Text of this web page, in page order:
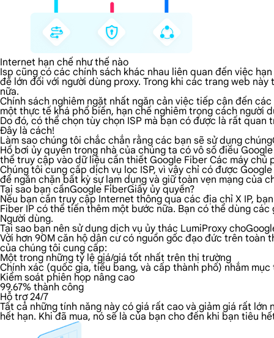
Internet hạn chế như thế nào
Isp cũng có các chính sách khác nhau liên quan đến việc
đề lớn đối với người dùng proxy. Trong khi các trang web
nữa.
Chính sách nghiêm ngặt nhất ngăn cản việc tiếp cận đến
một thực tế khá phổ biến, hạn chế nghiêm trọng cách người
Do đó, có thể chọn tùy chọn ISP mà bạn có được là rất
Đây là cách!
Làm sao chúng tôi chắc chắn rằng các bạn sẽ sử dụng
Hồ bơi ủy quyền trong nhà của chúng ta có vô số điều
thể truy cập vào dữ liệu cần thiết Google Fiber Các máy
Chúng tôi cung cấp dịch vụ lọc ISP, vì vậy chỉ có được
để ngăn chặn bất kỳ sự lạm dụng và giữ toàn vẹn mạng của
Tại sao bạn cầnGoogle FiberGiấy ủy quyền?
Nếu bạn cần truy cập Internet thông qua các địa chỉ X IP,
Fiber IP có thể tiến thêm một bước nữa. Bạn có thể dùng
Người dùng.
Tại sao bạn nên sử dụng dịch vụ ủy thác LumiProxy
Với hơn 90M căn hộ dân cư có nguồn gốc đạo đức trên toàn
của chúng tôi cung cấp:
Một trong những tỷ lệ giá/giá tốt nhất trên thị trường
Chính xác (quốc gia, tiểu bang, và cấp thành phố) nhắm mục
Kiểm soát phiên họp nâng cao
99.67% thành công
Hỗ trợ 24/7
Tất cả những tính năng này có giá rất cao và giảm giá rất
hết hạn. Khi đã mua, nó sẽ là của bạn cho đến khi bạn tiêu